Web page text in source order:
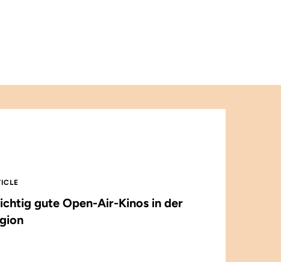
gute Open-Air-Kinos in der